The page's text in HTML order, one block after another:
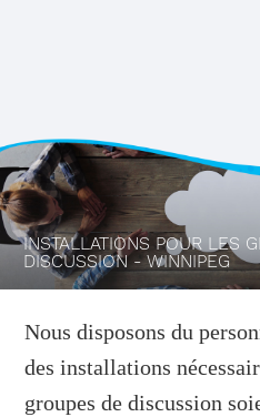
INSTALLATIONS POUR LES
DISCUSSION - WINNIPEG
Nous disposons du
des installations
groupes de discussion